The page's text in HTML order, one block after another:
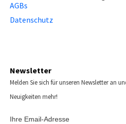
AGBs
Datenschutz
Newsletter
Melden Sie sich für unseren Newsletter an
Neuigkeiten mehr!
Ihre Email-Adresse